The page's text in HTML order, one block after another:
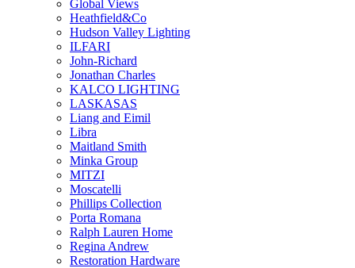
Global Views
Heathfield&Co
Hudson Valley Lighting
ILFARI
John-Richard
Jonathan Charles
KALCO LIGHTING
LASKASAS
Liang and Eimil
Libra
Maitland Smith
Minka Group
MITZI
Moscatelli
Phillips Collection
Porta Romana
Ralph Lauren Home
Regina Andrew
Restoration Hardware